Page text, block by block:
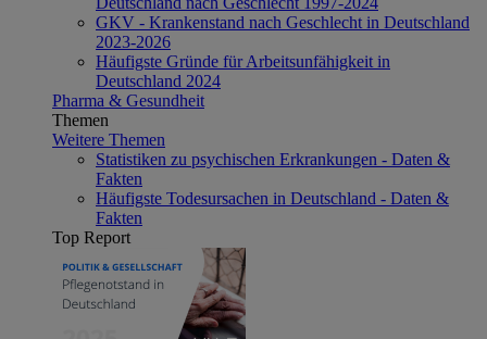
GKV - Krankenstand nach Geschlecht in Deutschland
2023-2026
Häufigste Gründe für Arbeitsunfähigkeit in
Deutschland 2024
Pharma & Gesundheit
Themen
Weitere Themen
Statistiken zu psychischen Erkrankungen - Daten &
Fakten
Häufigste Todesursachen in Deutschland - Daten &
Fakten
Top Report